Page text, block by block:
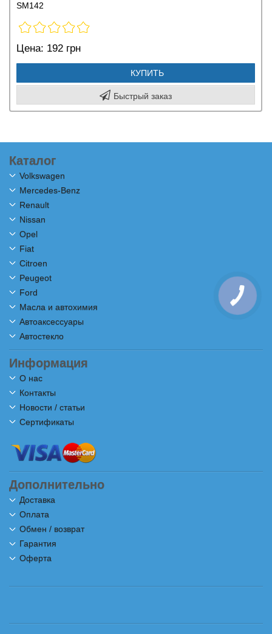
SM142
Цена: 192 грн
КУПИТЬ
Быстрый заказ
Каталог
Volkswagen
Mercedes-Benz
Renault
Nissan
Opel
Fiat
Citroen
Peugeot
Ford
Масла и автохимия
Автоаксессуары
Автостекло
Информация
О нас
Контакты
Новости / статьи
Сертификаты
Дополнительно
Доставка
Оплата
Обмен / возврат
Гарантия
Оферта